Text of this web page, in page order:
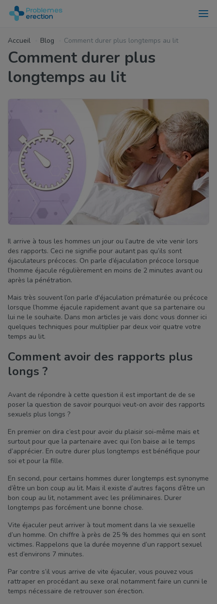
Accueil Blog Comment durer plus longtemps au lit
Comment durer plus
longtemps au lit
Il arrive à tous les hommes un jour ou l’autre de vite venir lors
des rapports. Ceci ne signifie pour autant pas qu’ils sont
éjaculateurs précoces. On parle d’éjaculation précoce lorsque
l’homme éjacule régulièrement en moins de 2 minutes avant ou
après la pénétration.
Mais très souvent l’on parle d'éjaculation prématurée ou précoce
lorsque l’homme éjacule rapidement avant que sa partenaire ou
lui ne le souhaite. Dans mon articles je vais donc vous donner ici
quelques techniques pour multiplier par deux voir quatre votre
temps au lit.
Comment avoir des rapports plus
longs ?
Avant de répondre à cette question il est important de de se
poser la question de savoir pourquoi veut-on avoir des rapports
sexuels plus longs ?
En premier on dira c’est pour avoir du plaisir soi-même mais et
surtout pour que la partenaire avec qui l’on baise ai le temps
d’apprécier. En outre durer plus longtemps est bénéfique pour
soi et pour la fille.
En second, pour certains hommes durer longtemps est synonyme
d’être un bon coup au lit. Mais il existe d’autres façons d’être un
bon coup au lit, notamment avec les préliminaires. Durer
longtemps pas forcément une bonne chose.
Vite éjaculer peut arriver à tout moment dans la vie sexuelle
d’un homme. On chiffre à près de 25 % des hommes qui en sont
victimes. Rappelons que la durée moyenne d’un rapport sexuel
est d’environs 7 minutes.
Par contre s’il vous arrive de vite éjaculer, vous pouvez vous
rattraper en procédant au sexe oral notamment faire un cunni le
temps nécessaire de retrouver son érection.